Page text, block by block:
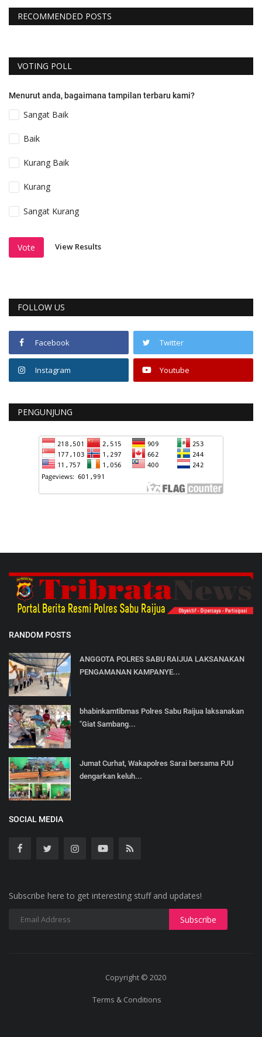
RECOMMENDED POSTS
VOTING POLL
Menurut anda, bagaimana tampilan terbaru kami?
Sangat Baik
Baik
Kurang Baik
Kurang
Sangat Kurang
Vote View Results
FOLLOW US
Facebook Twitter
Instagram Youtube
PENGUNJUNG
RANDOM POSTS
ANGGOTA POLRES SABU RAIJUA LAKSANAKAN
PENGAMANAN KAMPANYE...
bhabinkamtibmas Polres Sabu Raijua laksanakan
"Giat Sambang...
Jumat Curhat, Wakapolres Sarai bersama PJU
dengarkan keluh...
SOCIAL MEDIA
Subscribe here to get interesting stuff and updates!
Copyright © 2020
Terms & Conditions